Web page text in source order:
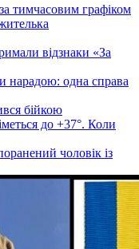
тимчасовим графіком
відзнаки «За
нарадою: одна справа
бійкою
до +37°. Коли
чоловік із